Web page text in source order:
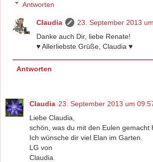
Antworten
Claudia
23. September 2013
Danke auch Dir, liebe Renate!
♥ Allerliebste Grüße, Claudia ♥
Antworten
Claudia 23. September 2013 um
Liebe Claudia,
schön, was du mit den Eulen gemacht
Ich wünsche dir viel Elan im Garten.
LG von
Claudia